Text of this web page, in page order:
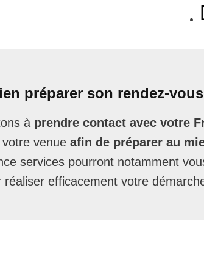
préparer son rendez-
à prendre contact avec votre
venue afin de préparer au
services pourront notamment
réaliser efficacement votre